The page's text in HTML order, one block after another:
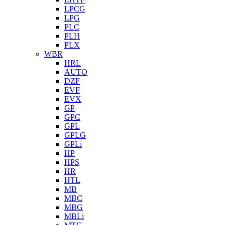
LPCG
LPG
PLC
PLH
PLX
WBR
HRL
AUTO
DZF
EVF
EVX
GP
GPC
GPL
GPLG
GPLi
HP
HPS
HR
HTL
MB
MBC
MBG
MBLi